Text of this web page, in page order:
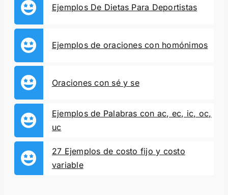
Ejemplos De Dietas Para Deportistas
Ejemplos de oraciones con homónimos
Oraciones con sé y se
Ejemplos de Palabras con ac, ec, ic, oc,
uc
27 Ejemplos de costo fijo y costo
variable